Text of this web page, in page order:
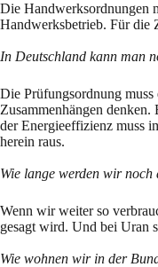
Die Handwerksordnungen
Handwerksbetrieb. Für die
In Deutschland kann man
Die Prüfungsordnung
Zusammenhängen
der Energieeffizienz muss
herein raus.
Wie lange werden wir noch
Wenn wir weiter so
gesagt wird. Und bei Uran
Wie wohnen wir in der